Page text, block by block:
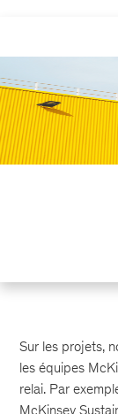
Sur les projets,
les équipes
relai. Par
McKinsey